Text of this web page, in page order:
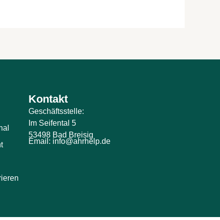
Kontakt
Geschäftsstelle:
Im Seifental 5
53498 Bad Breisig
Email: info@ahrhelp.de